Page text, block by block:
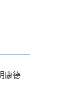
康德